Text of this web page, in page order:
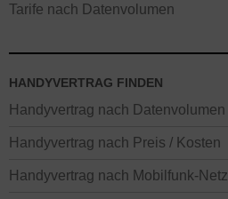
Tarife nach Datenvolumen
HANDYVERTRAG FINDEN
Handyvertrag nach Datenvolumen
Handyvertrag nach Preis / Kosten
Handyvertrag nach Mobilfunk-Netz